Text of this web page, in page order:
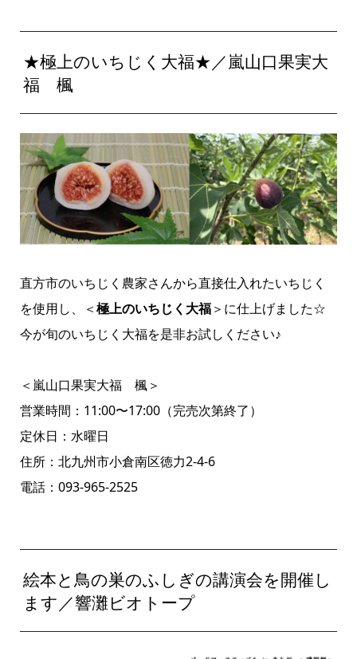
★極上のいちじく大福★／嵐山口果実大
福 楓
直方市のいちじく農家さんから直接仕入れたいちじく
を使用し、＜極上のいちじく大福＞に仕上げました☆
今が旬のいちじく大福を是非お試しください♪
＜嵐山口果実大福 楓＞
営業時間：11:00〜17:00（完売次第終了）
定休日：水曜日
住所：北九州市小倉南区徳力2-4-6
電話：093-965-2525
絵本と鳥の巣のふしぎの講演会を開催し
ます／響灘ビオトープ